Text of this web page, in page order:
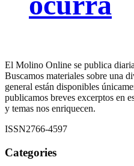
El Molino Online se publica
Buscamos materiales sobre una
general están disponibles
publicamos breves excerptos en
y temas nos enriquecen.
ISSN2766-4597
Categories